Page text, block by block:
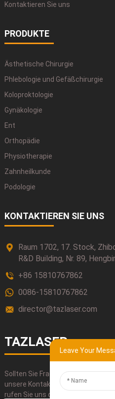
Kontaktieren Sie uns
PRODUKTE
Ästhetische Chirurgie
Phlebologie und Gefäßchirurgie
Koloproktologie
Gynäkologie
Ent
Orthopädie
Physiotherapie
Zahnheilkunde
Podologie
KONTAKTIEREN SIE UNS
Raum 1702, 17. Stock,
R&D Building, Nr. 89,
+86 15810767862
0086-15810767862
director@tazlaser.com
TAZLASER
Sollten Sie Fragen zu unseren
unsere Kontaktinformationen,
rufen Sie uns direkt an.
Leave Your